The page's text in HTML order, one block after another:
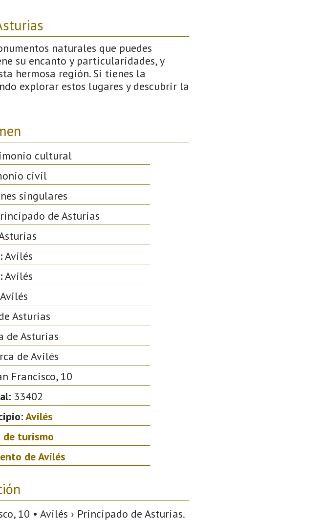
naturales que puedes
su encanto y particularidades, y
hermosa región. Si tienes la
explorar estos lugares y descubrir la
cultural
civil
singulares
de Asturias
Avilés
Avilés
Avilés
Asturias
de Asturias
de Avilés
Francisco, 10
33402
Avilés
de turismo
de Avilés
10 • Avilés › Principado de Asturias.